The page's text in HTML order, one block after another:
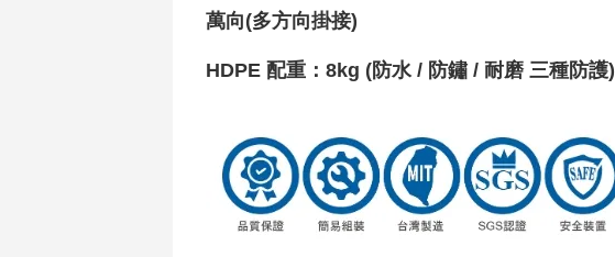
萬向(多方向掛接)
HDPE 配重 ：8kg (防水 / 防鏽 / 耐磨 三種防護)